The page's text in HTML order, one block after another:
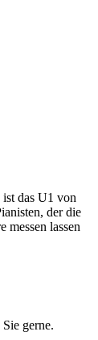
das U1 von
der die
messen lassen
gerne.